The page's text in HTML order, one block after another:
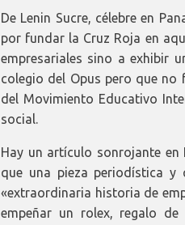
De Lenin Sucre, célebre en
por fundar la Cruz Roja en
empresariales sino a exhibir
colegio del Opus pero que no
del Movimiento Educativo
social.
Hay un artículo sonrojante en
que una pieza periodística y
«extraordinaria historia de
empeñar un rolex, regalo